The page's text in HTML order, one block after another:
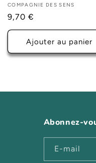
Fournisseur :
COMPAGNIE DES SENS
Prix
habituel
9,70 €
Ajouter au panier
Abonnez-
E-mail